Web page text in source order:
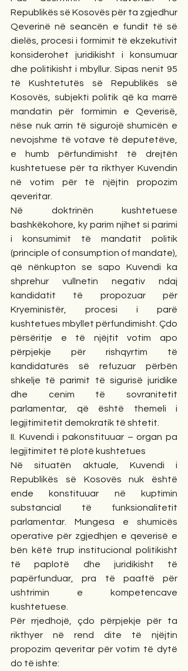
Republikës së Kosovës për ta zgjedhur
Qeverinë në seancën e fundit të së
dielës, procesi i formimit të ekzekutivit
konsiderohet juridikisht i konsumuar
dhe politikisht i mbyllur. Sipas nenit 95
të Kushtetutës së Republikës së
Kosovës, subjekti politik që ka marrë
mandatin për formimin e Qeverisë,
nëse nuk arrin të sigurojë shumicën e
nevojshme të votave të deputetëve,
e humb përfundimisht të drejtën
kushtetuese për ta rikthyer Kuvendin
në votim për të njëjtin propozim
qeveritar.
Në doktrinën kushtetuese
bashkëkohore, ky parim njihet si parimi
i konsumimit të mandatit politik
(principle of consumption of mandate),
që nënkupton se sapo Kuvendi ka
shprehur vullnetin negativ ndaj
kandidatit të propozuar për
Kryeministër, procesi i parë
kushtetues mbyllet përfundimisht. Çdo
përsëritje e të njëjtit votim apo
përpjekje për rishqyrtim të
kandidaturës së refuzuar përbën
shkelje të parimit të sigurisë juridike
dhe cenim të sovranitetit
parlamentar, që është themeli i
legjitimitetit demokratik të shtetit.
II. Kuvendi i pakonstituuar – organ pa
legjitimitet të plotë kushtetues
Në situatën aktuale, Kuvendi i
Republikës së Kosovës nuk është
ende konstituuar në kuptimin
substancial të funksionalitetit
parlamentar. Mungesa e shumicës
operative për zgjedhjen e qeverisë e
bën këtë trup institucional politikisht
të paplotë dhe juridikisht të
papërfunduar, pra të paaftë për
ushtrimin e kompetencave
kushtetuese.
Për rrjedhojë, çdo përpjekje për ta
rikthyer në rend dite të njëjtin
propozim qeveritar për votim të dytë
do të ishte: